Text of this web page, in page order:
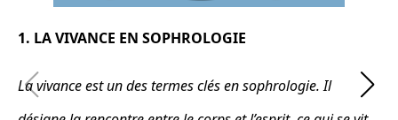
1. LA VIVANCE EN SOPHROLOGIE
La vivance est un des termes clés en sophrologie. Il